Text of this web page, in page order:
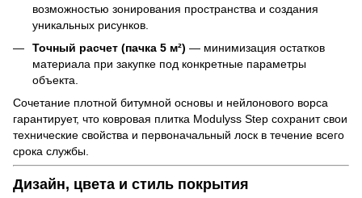
возможностью зонирования пространства и создания
уникальных рисунков.
Точный расчет (пачка 5 м²) — минимизация остатков
материала при закупке под конкретные параметры
объекта.
Сочетание плотной битумной основы и нейлонового ворса
гарантирует, что ковровая плитка Modulyss Step сохранит свои
технические свойства и первоначальный лоск в течение всего
срока службы.
Дизайн, цвета и стиль покрытия